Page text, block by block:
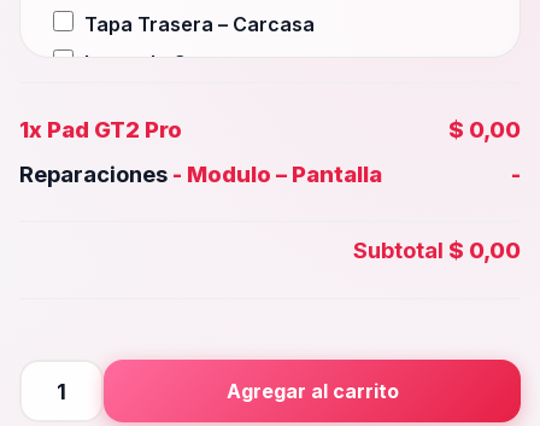
Tapa Trasera – Carcasa
Lente de Camara
Wifi – Señal – Antena
Camara Trasera
Placa Principal
1x Pad GT2 Pro
$ 0,00
Reparaciones - Modulo – Pantalla -
Subtotal $ 0,00
Agregar al carrito